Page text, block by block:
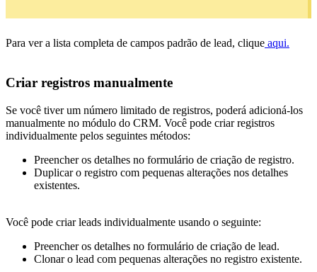
Para ver a lista completa de campos padrão de lead, clique aqui.
Criar registros manualmente
Se você tiver um número limitado de registros, poderá adicioná-los
manualmente no módulo do CRM. Você pode criar registros
individualmente pelos seguintes métodos:
Preencher os detalhes no formulário de criação de registro.
Duplicar o registro com pequenas alterações nos detalhes
existentes.
Você pode criar leads individualmente usando o seguinte:
Preencher os detalhes no formulário de criação de lead.
Clonar o lead com pequenas alterações no registro existente.